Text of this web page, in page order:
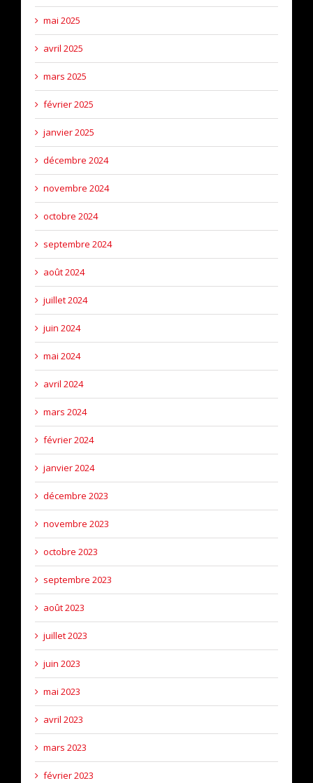
mai 2025
avril 2025
mars 2025
février 2025
janvier 2025
décembre 2024
novembre 2024
octobre 2024
septembre 2024
août 2024
juillet 2024
juin 2024
mai 2024
avril 2024
mars 2024
février 2024
janvier 2024
décembre 2023
novembre 2023
octobre 2023
septembre 2023
août 2023
juillet 2023
juin 2023
mai 2023
avril 2023
mars 2023
février 2023